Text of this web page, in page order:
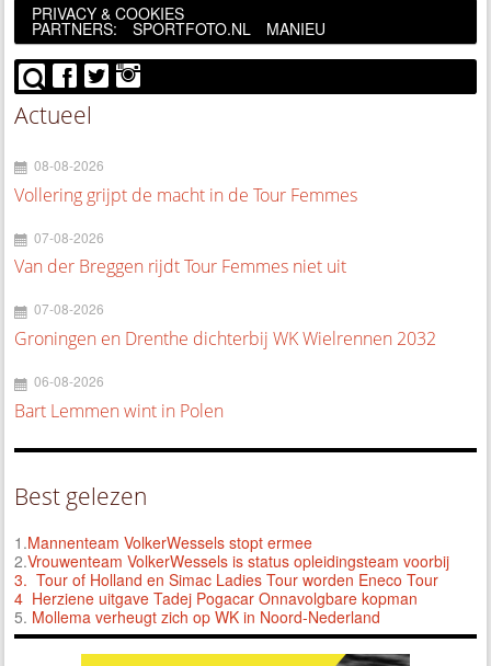
PRIVACY & COOKIES
PARTNERS: SPORTFOTO.NL MANIEU
Actueel
08-08-2026
Vollering grijpt de macht in de Tour Femmes
07-08-2026
Van der Breggen rijdt Tour Femmes niet uit
07-08-2026
Groningen en Drenthe dichterbij WK Wielrennen 2032
06-08-2026
Bart Lemmen wint in Polen
Best gelezen
1.Mannenteam VolkerWessels stopt ermee
2.Vrouwenteam VolkerWessels is status opleidingsteam voorbij
3. Tour of Holland en Simac Ladies Tour worden Eneco Tour
4 Herziene uitgave Tadej Pogacar Onnavolgbare kopman
5. Mollema verheugt zich op WK in Noord-Nederland